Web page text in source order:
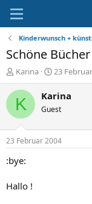
Kinderwunsch +
Schöne
E
r
s
e
r
Karina
E
r
s
e
l
t
23
K Karina
Guest
23 Februar 2004
:bye:
Hallo !